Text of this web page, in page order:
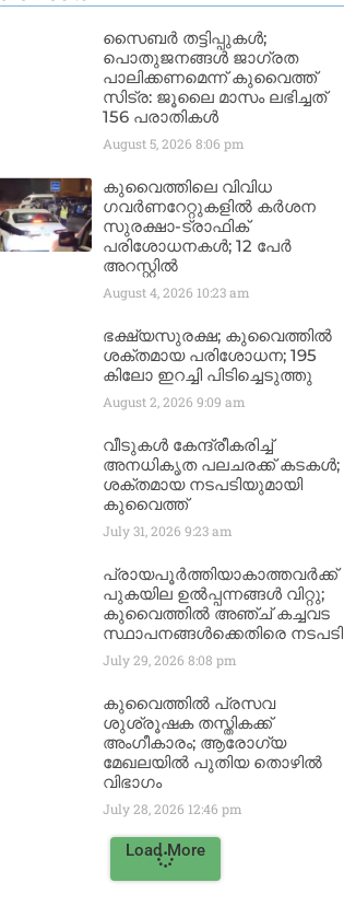
സൈബർ തട്ടിപ്പുകൾ;
പൊതുജനങ്ങൾ ജാഗ്രത
പാലിക്കണമെന്ന് കുവൈത്ത്
സിട്ര: ജൂലൈ മാസം ലഭിച്ചത്
156 പരാതികൾ
August 5, 2026 8:06 pm
കുവൈത്തിലെ വിവിധ
ഗവർണറേറ്റുകളിൽ കർശന
സുരക്ഷാ-ട്രാഫിക്
പരിശോധനകൾ; 12 പേർ
അറസ്റ്റിൽ
August 4, 2026 10:23 am
ഭക്ഷ്യസുരക്ഷ; കുവൈത്തിൽ
ശക്തമായ പരിശോധന; 195
കിലോ ഇറച്ചി പിടിച്ചെടുത്തു
August 2, 2026 9:09 am
വീടുകൾ കേന്ദ്രീകരിച്ച്
അനധികൃത പലചരക്ക് കടകൾ;
ശക്തമായ നടപടിയുമായി
കുവൈത്ത്
July 31, 2026 9:23 am
പ്രായപൂർത്തിയാകാത്തവർക്ക്
പുകയില ഉൽപ്പന്നങ്ങൾ വിറ്റു;
കുവൈത്തിൽ അഞ്ച് കച്ചവട
സ്ഥാപനങ്ങൾക്കെതിരെ നടപടി
July 29, 2026 8:08 pm
കുവൈത്തിൽ പ്രസവ
ശുശ്രൂഷക തസ്തികക്ക്
അംഗീകാരം; ആരോഗ്യ
മേഖലയിൽ പുതിയ തൊഴിൽ
വിഭാഗം
July 28, 2026 12:46 pm
Load More